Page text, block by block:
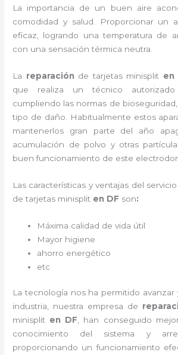
La importancia de un buen aire
comodidad y salud. Proporcionar un
eficaz, logrando una temperatura de
con una sensación térmica neutra.
La reparación de tarjetas minisplit en
que realiza un técnico autorizado
cumpliendo las normas de
tipo de daño. Habitualmente estos
mantenerlos gran parte del año
acumulación de polvo y otras
buen funcionamiento de este
Las características y ventajas del
de tarjetas minisplit en DF son:
Máxima calidad de vida útil
Mayor higiene
ahorro energético
etc
La tecnología nos ha permitido avanzar
industria, nuestra empresa de
minisplit en DF, han conseguido
conocimiento del sistema y
proporcionando un funcionamiento